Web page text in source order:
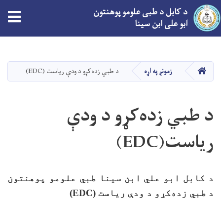
دانګل
د کابل د طبی علومو پوهنتون
ابو علی ابن سینا
کور زمونږ په اړه د طبي زده‌کړو د ودې ریاست (EDC)
د طبي زده‌کړو د ودې
ریاست(EDC)
د کابل ابو علي ابن سینا طبي علومو پوهنتون
د طبي زده‌کړو د ودې ریاست (EDC
)